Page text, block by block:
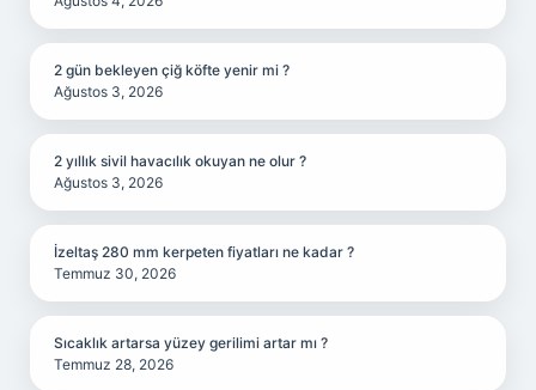
2 gün bekleyen çiğ köfte yenir mi ?
Ağustos 3, 2026
2 yıllık sivil havacılık okuyan ne olur ?
Ağustos 3, 2026
İzeltaş 280 mm kerpeten fiyatları ne kadar ?
Temmuz 30, 2026
Sıcaklık artarsa yüzey gerilimi artar mı ?
Temmuz 28, 2026